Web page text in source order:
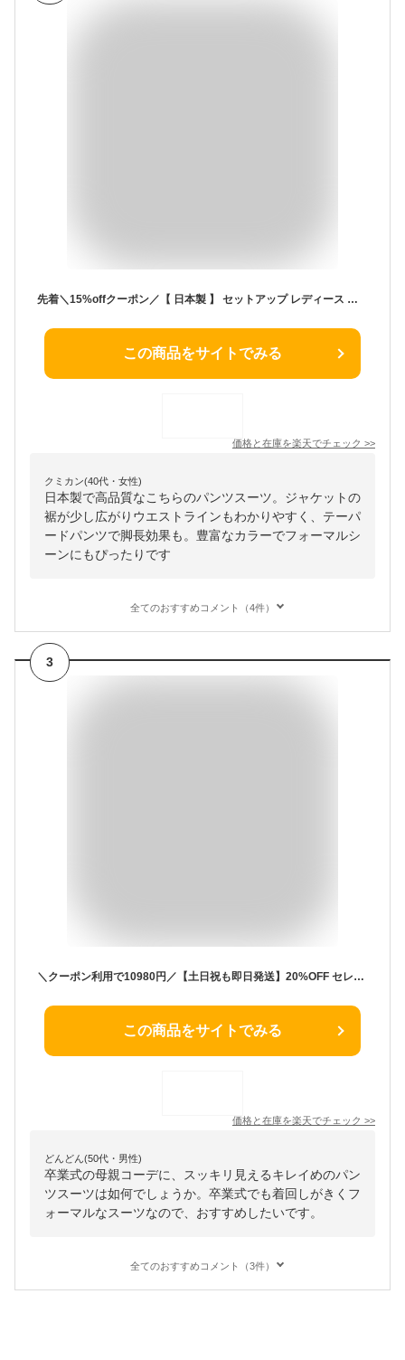
先着＼15%offクーポン／【 日本製 】 セットアップ レディース 秋冬 パンツスーツ ペプラム 七五三 卒業式 40代 30代 顔合わせ 母親 服装 50代 入学式 ママスーツ 母 フォーマル セレモニー お宮参り 【モナルーチェペプラムPOスティックPTセット】＜8010S5302＞
この商品をサイトでみる
価格と在庫を楽天でチェック >>
クミカン(40代・女性)
日本製で高品質なこちらのパンツスーツ。ジャケットの
裾が少し広がりウエストラインもわかりやすく、テーパ
ードパンツで脚長効果も。豊富なカラーでフォーマルシ
ーンにもぴったりです
全てのおすすめコメント（4件）
3
＼クーポン利用で10980円／【土日祝も即日発送】20%OFF セレモニースーツ 入学式 ママスーツ 卒業式 スーツ 母親 3点セット パンツ セットアップ 入園式 卒園式 お宮参り 七五三 レディース フォーマル 黒 ネイビー カジュアル おしゃれ コーデ かっこいい 試着チケット対象
この商品をサイトでみる
価格と在庫を楽天でチェック >>
どんどん(50代・男性)
卒業式の母親コーデに、スッキリ見えるキレイめのパン
ツスーツは如何でしょうか。卒業式でも着回しがきくフ
ォーマルなスーツなので、おすすめしたいです。
全てのおすすめコメント（3件）